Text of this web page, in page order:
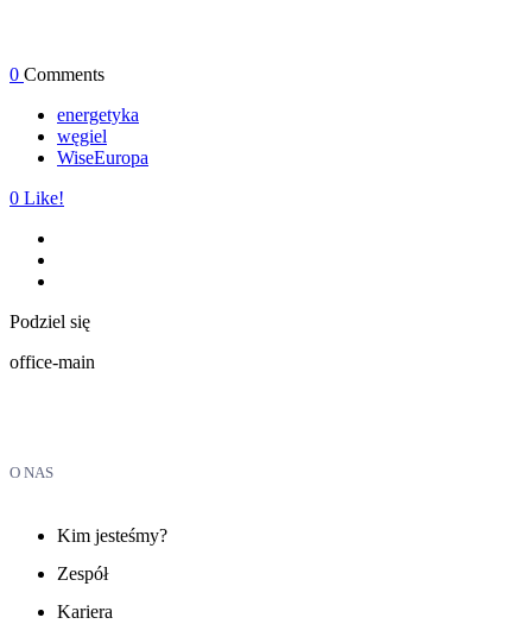
0 Comments
energetyka
węgiel
WiseEuropa
0 Like!
Podziel się
office-main
O NAS
Kim jesteśmy?
Zespół
Kariera